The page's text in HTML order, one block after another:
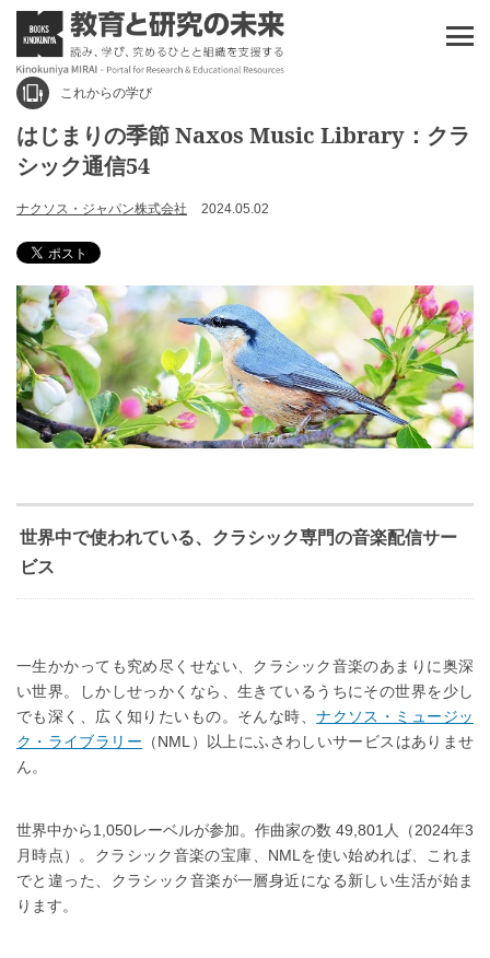
これからの学び
はじまりの季節 Naxos Music Library：クラ
シック通信54
ナクソス・ジャパン株式会社 2024.05.02
世界中で使われている、クラシック専門の音楽配信サー
ビス
一生かかっても究め尽くせない、クラシック音楽のあまりに奥深
い世界。しかしせっかくなら、生きているうちにその世界を少し
でも深く、広く知りたいもの。そんな時、ナクソス・ミュージッ
ク・ライブラリー （NML）以上にふさわしいサービスはありませ
ん。
世界中から1,050レーベルが参加。作曲家の数 49,801人（2024年3
月時点）。クラシック音楽の宝庫、NMLを使い始めれば、これま
でと違った、クラシック音楽が一層身近になる新しい生活が始ま
ります。